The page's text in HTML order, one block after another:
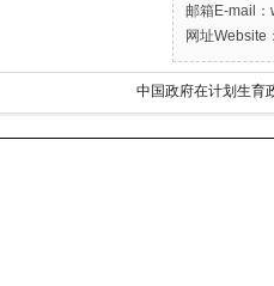
邮箱E-mail
网址Website
中国政府在计划生育